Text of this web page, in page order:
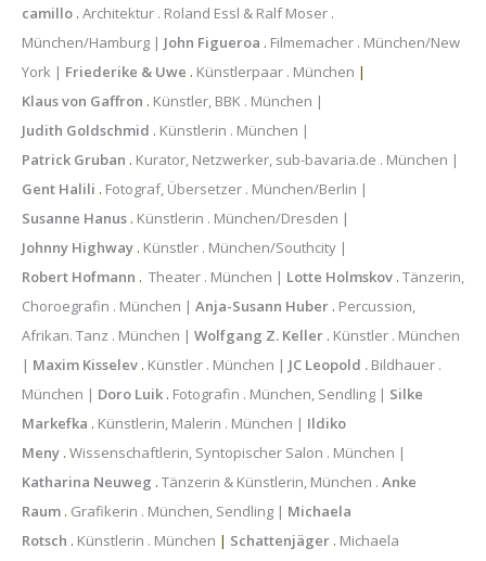
camillo . Architektur . Roland Essl & Ralf Moser .
München/Hamburg | John Figueroa . Filmemacher . München/New
York | Friederike & Uwe . Künstlerpaar . München |
Klaus von Gaffron . Künstler, BBK . München |
Judith Goldschmid . Künstlerin . München |
Patrick Gruban . Kurator, Netzwerker, sub-bavaria.de . München |
Gent Halili . Fotograf, Übersetzer . München/Berlin |
Susanne Hanus . Künstlerin . München/Dresden |
Johnny Highway . Künstler . München/Southcity |
Robert Hofmann . Theater . München | Lotte Holmskov . Tänzerin,
Choroegrafin . München | Anja-Susann Huber . Percussion,
Afrikan. Tanz . München | Wolfgang Z. Keller . Künstler . München
| Maxim Kisselev . Künstler . München | JC Leopold . Bildhauer .
München | Doro Luik . Fotografin . München, Sendling | Silke
Markefka . Künstlerin, Malerin . München | Ildiko
Meny . Wissenschaftlerin, Syntopischer Salon . München |
Katharina Neuweg . Tänzerin & Künstlerin, München . Anke
Raum . Grafikerin . München, Sendling | Michaela
Rotsch . Künstlerin . München | Schattenjäger . Michaela